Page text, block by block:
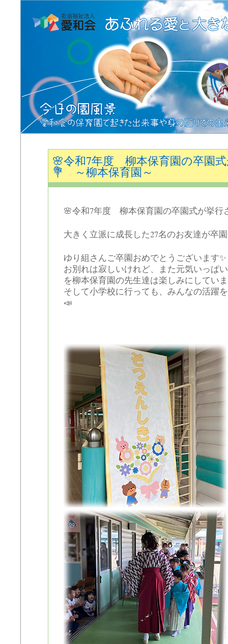
🌸令和7年度 柳本保育園の卒園
💐 ～柳本保育園～
🌸令和7年度 柳本保育園の卒園式が挙行
大きく立派に成長した27名のお友達が卒
ゆり組さんご卒園おめでとうございます✨
お別れは寂しいけれど、また元気いっぱ
を柳本保育園の先生達は楽しみにしてい
そして小学校に行っても、みんなの活躍
📣